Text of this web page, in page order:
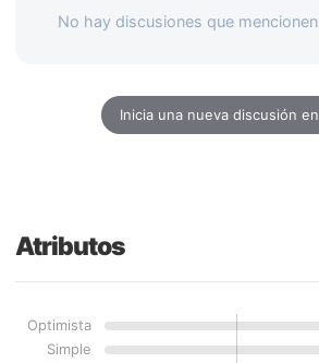
No hay discusiones que
Inicia una nueva discusión
Atributos
Optimista
Simple